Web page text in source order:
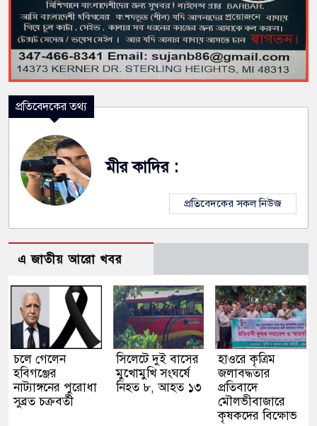
প্রতিবেদকের তথ্য
মীর কাদির :
প্রতিবেদকের সকল নিউজ
এ জাতীয় আরো খবর
চলে গেলেন
হবিগঞ্জের
নাট্যাঙ্গনের পুরোধা
সুব্রত চক্রবর্তী
সিলেটে দুই বাসের
মুখোমুখি সংঘর্ষে
নিহত ৮, আহত ১৩
হাওরে কৃত্রিম
জলাবদ্ধতার
প্রতিবাদে
মৌলভীবাজারে
কৃষকদের বিক্ষোভ